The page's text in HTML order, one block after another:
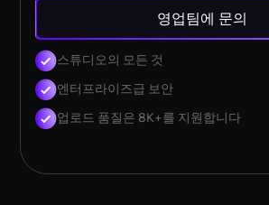
영업팀에 문의
스튜디오의 모든 것
엔터프라이즈급 보안
업로드 품질은 8K+를 지원합니다